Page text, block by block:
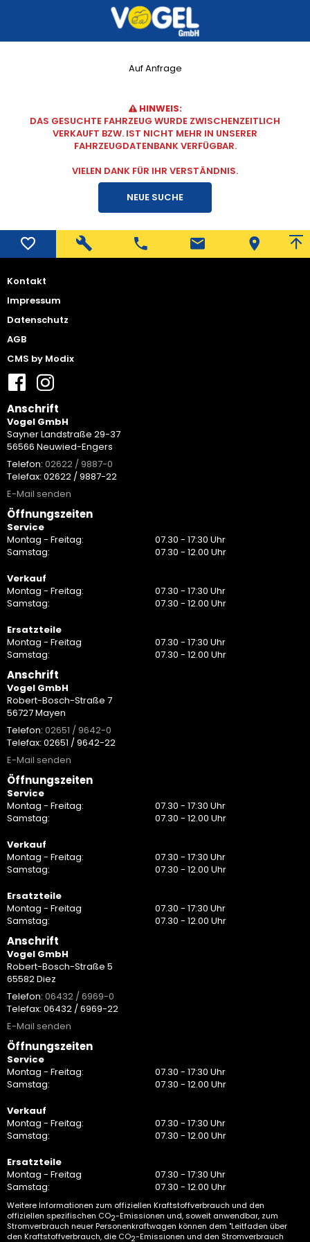
Auf Anfrage
HINWEIS:
DAS GESUCHTE FAHRZEUG WURDE ZWISCHENZEITLICH
VERKAUFT BZW. IST NICHT MEHR IN UNSERER
FAHRZEUGDATENBANK VERFÜGBAR.
VIELEN DANK FÜR IHR VERSTÄNDNIS.
NEUE SUCHE
Kontakt
Impressum
Datenschutz
AGB
CMS by Modix
Anschrift
Vogel GmbH
Sayner Landstraße 29-37
56566 Neuwied-Engers
Telefon: 02622 / 9887-0
Telefax: 02622 / 9887-22
E-Mail senden
Öffnungszeiten
Service
Montag - Freitag:
07.30 - 17:30 Uhr
Samstag:
07.30 - 12.00 Uhr
Verkauf
Montag - Freitag:
07.30 - 17:30 Uhr
Samstag:
07.30 - 12.00 Uhr
Ersatzteile
Montag - Freitag
07.30 - 17:30 Uhr
Samstag:
07.30 - 12.00 Uhr
Anschrift
Vogel GmbH
Robert-Bosch-Straße 7
56727 Mayen
Telefon: 02651 / 9642-0
Telefax: 02651 / 9642-22
E-Mail senden
Öffnungszeiten
Service
Montag - Freitag:
07.30 - 17:30 Uhr
Samstag:
07.30 - 12.00 Uhr
Verkauf
Montag - Freitag:
07.30 - 17:30 Uhr
Samstag:
07.30 - 12.00 Uhr
Ersatzteile
Montag - Freitag
07.30 - 17:30 Uhr
Samstag:
07.30 - 12.00 Uhr
Anschrift
Vogel GmbH
Robert-Bosch-Straße 5
65582 Diez
Telefon: 06432 / 6969-0
Telefax: 06432 / 6969-22
E-Mail senden
Öffnungszeiten
Service
Montag - Freitag:
07.30 - 17:30 Uhr
Samstag:
07.30 - 12.00 Uhr
Verkauf
Montag - Freitag:
07.30 - 17:30 Uhr
Samstag:
07.30 - 12.00 Uhr
Ersatzteile
Montag - Freitag
07.30 - 17:30 Uhr
Samstag:
07.30 - 12.00 Uhr
Weitere Informationen zum offiziellen Kraftstoffverbrauch und den
offiziellen spezifischen CO2-Emissionen und, soweit anwendbar, zum
Stromverbrauch neuer Personenkraftwagen können dem "Leitfaden über
den Kraftstoffverbrauch, die CO2-Emissionen und den Stromverbrauch